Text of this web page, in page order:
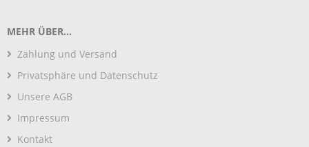
MEHR ÜBER...
Zahlung und Versand
Privatsphäre und Datenschutz
Unsere AGB
Impressum
Kontakt